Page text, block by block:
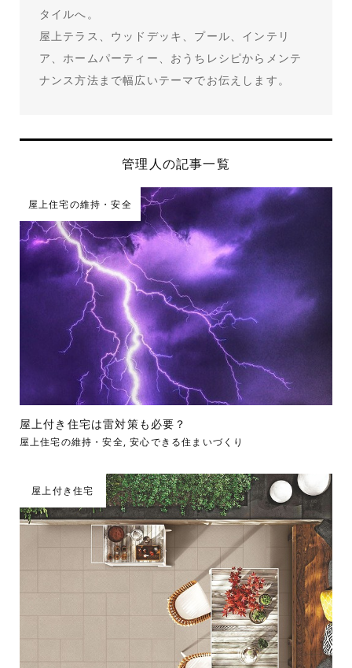
タイルへ。
屋上テラス、ウッドデッキ、プール、インテリ
ア、ホームパーティー、おうちレシピからメンテ
ナンス方法まで幅広いテーマでお伝えします。
管理人の記事一覧
屋上住宅の維持・安全
屋上付き住宅は雷対策も必要？
屋上住宅の維持・安全,安心できる住まいづくり
屋上付き住宅